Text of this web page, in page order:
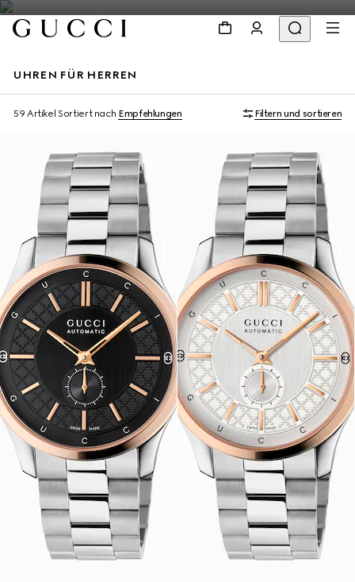
UHREN FÜR HERREN
59 Artikel Sortiert nach Empfehlungen Filtern und sortieren